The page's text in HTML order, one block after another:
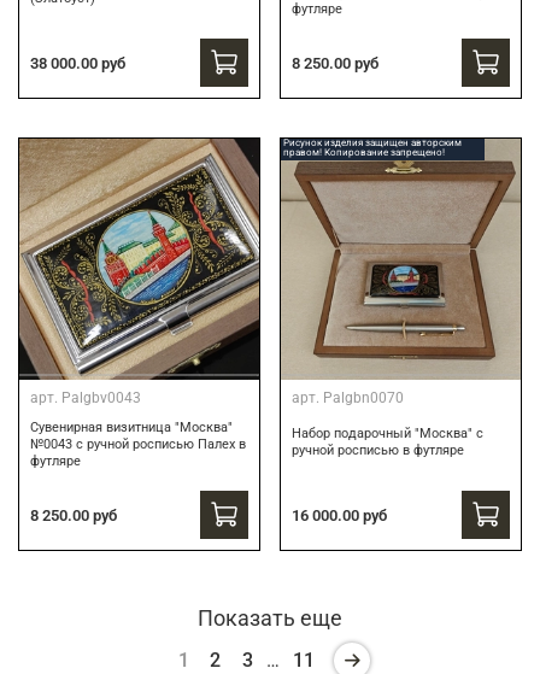
38 000.00 руб
футляре
8 250.00 руб
арт. Palgbv0043
Сувенирная визитница "Москва"
№0043 с ручной росписью Палех в
футляре
8 250.00 руб
Рисунок изделия защищен авторским
правом! Копирование запрещено!
арт. Palgbn0070
Набор подарочный "Москва" с
ручной росписью в футляре
16 000.00 руб
Показать еще
1 2 3 … 11